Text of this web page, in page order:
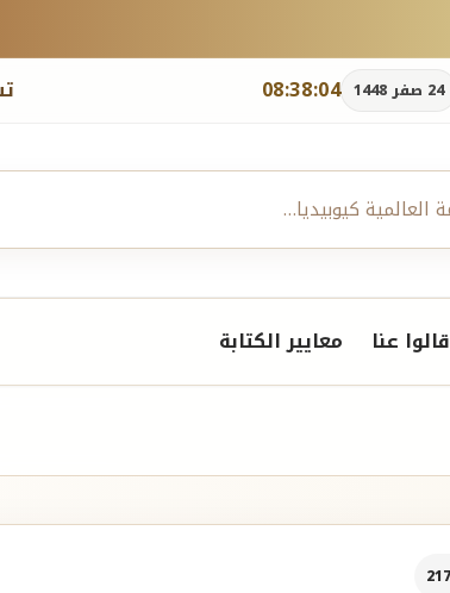
08:38:05 24 صفر 1448
قالوا عنا معايير الكتابة